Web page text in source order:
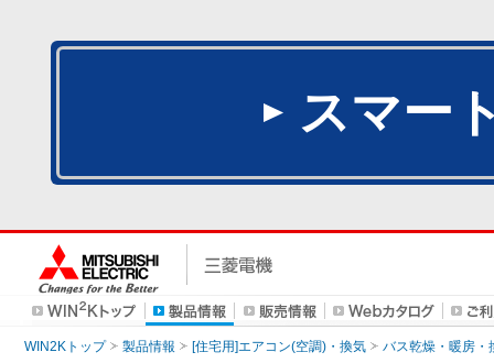
スマー
WIN2Kトップ 製品情報 [住宅用]エアコン(空調)・換気 バス乾燥・暖房・